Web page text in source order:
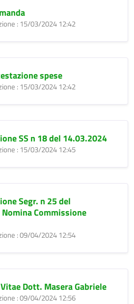
: 15/03/2024 12:42
spese
: 15/03/2024 12:42
SS n 18 del 14.03.2024
: 15/03/2024 12:45
Segr. n 25 del
Commissione
: 09/04/2024 12:54
Dott. Masera Gabriele
: 09/04/2024 12:56